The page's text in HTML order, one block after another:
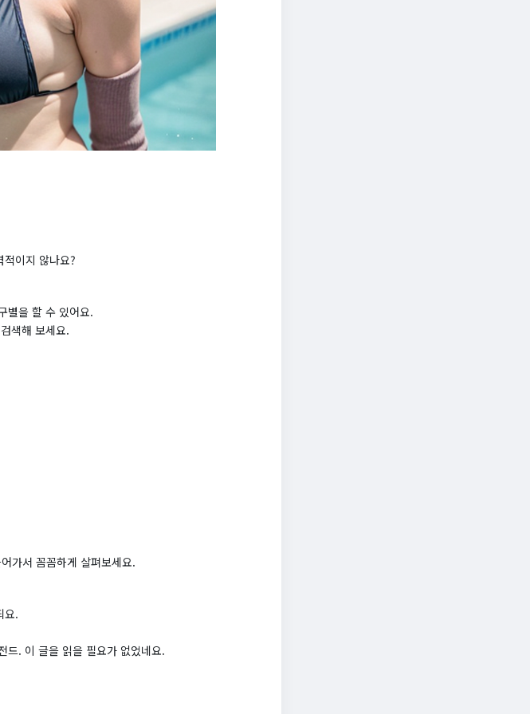
이지 않나요?
별을 할 수 있어요.
색해 보세요.
가서 꼼꼼하게 살펴보세요.
요.
드. 이 글을 읽을 필요가 없었네요.